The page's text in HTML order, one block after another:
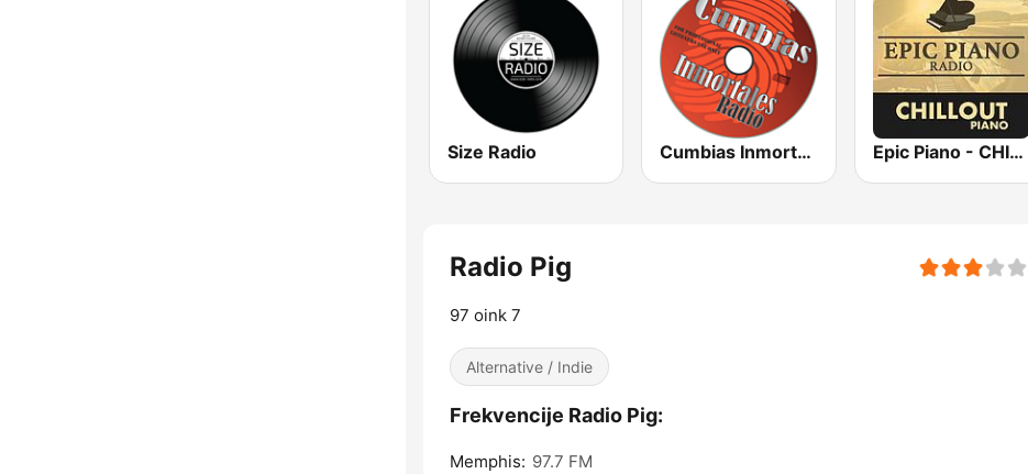
Size Radio Cumbias Inmortales Radio Epic Piano - CHILLOUT PIANO
Radio Pig
97 oink 7
Alternative / Indie
Frekvencije Radio Pig:
Memphis: 97.7 FM